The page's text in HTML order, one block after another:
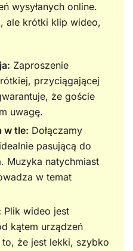
wysyłanych online.
ale krótki klip wideo,
Zaproszenie
przyciągającej
że goście
uwagę.
w tle: Dołączamy
pasującą do
Muzyka natychmiast
w temat
Plik wideo jest
kątem urządzeń
że jest lekki, szybko